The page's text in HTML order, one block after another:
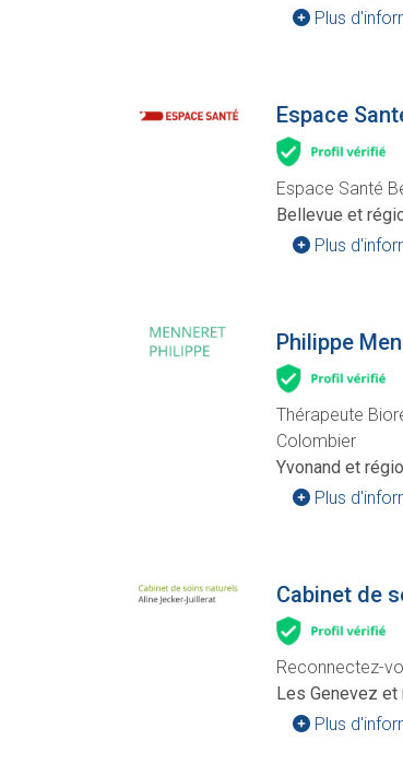
Plus
Espace
Espace Santé
Bellevue et
Plus
Philippe
Thérapeute
Colombier
Yvonand et
Plus
Cabinet de
Reconnectez-
Les Genevez et
Plus